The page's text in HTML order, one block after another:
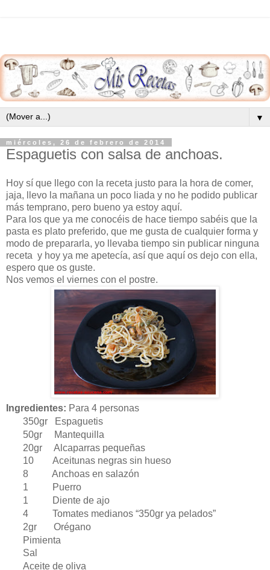
▼
miércoles, 26 de febrero de 2014
Espaguetis con salsa de anchoas.
Hoy sí que llego con la receta justo para la hora de comer,
jaja, llevo la mañana un poco liada y no he podido publicar
más temprano, pero bueno ya estoy aquí.
Para los que ya me conocéis de hace tiempo sabéis que la
pasta es plato preferido, que me gusta de cualquier forma y
modo de prepararla, yo llevaba tiempo sin publicar ninguna
receta y hoy ya me apetecía, así que aquí os dejo con ella,
espero que os guste.
Nos vemos el viernes con el postre.
Ingredientes: Para 4 personas
350gr Espaguetis
50gr Mantequilla
20gr Alcaparras pequeñas
10 Aceitunas negras sin hueso
8 Anchoas en salazón
1 Puerro
1 Diente de ajo
4 Tomates medianos “350gr ya pelados”
2gr Orégano
Pimienta
Sal
Aceite de oliva